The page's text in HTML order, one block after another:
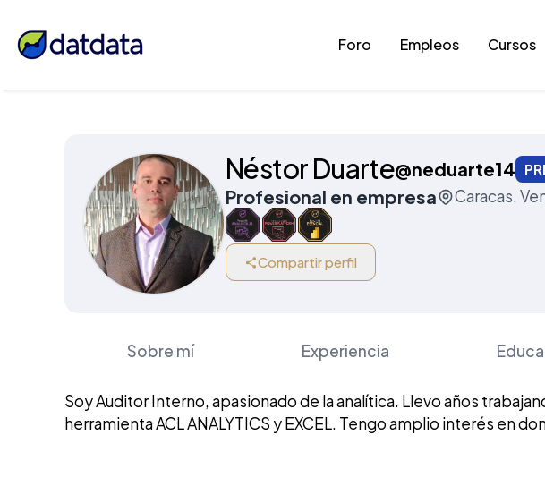
Foro Empleos Cursos
Néstor Duarte@neduarte14
Profesional en empresa Caracas.
Compartir perfil
Sobre mí Experiencia
Soy Auditor Interno, apasionado de la analítica. Llevo años
herramienta ACL ANALYTICS y EXCEL. Tengo amplio interés en